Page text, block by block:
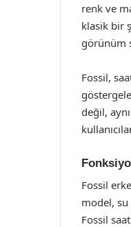
renk ve
klasik bir
görünüm
Fossil,
değil,
Fossil
model,
Fossil